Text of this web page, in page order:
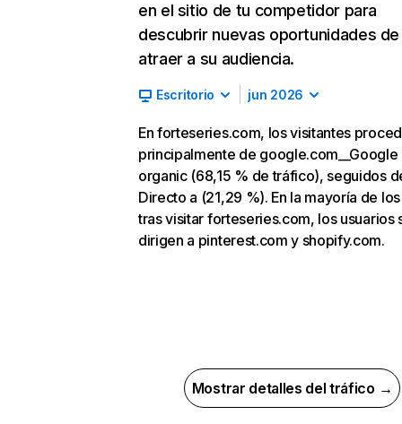
en el sitio de tu competidor para
descubrir nuevas oportunidades de
atraer a su audiencia.
Escritorio jun 2026
En forteseries.com, los visitantes
principalmente de google.com__Google
organic (68,15 % de tráfico), seguidos
Directo a (21,29 %). En la mayoría de
tras visitar forteseries.com, los usuarios
dirigen a pinterest.com y shopify.com.
Mostrar detalles del tráfico →